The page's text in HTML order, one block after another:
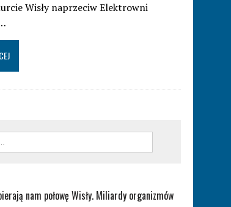
Wisły naprzeciw Elektrowni
nam połowę Wisły. Miliardy organizmów